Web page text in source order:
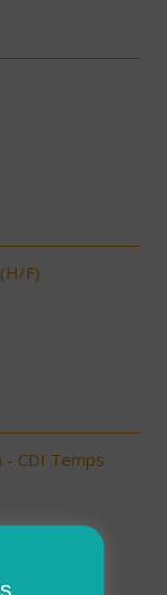
F)
- CDI Temps